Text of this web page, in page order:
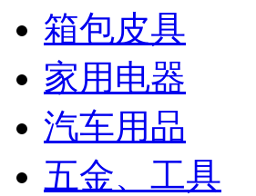
箱包皮具
家用电器
汽车用品
五金、工具